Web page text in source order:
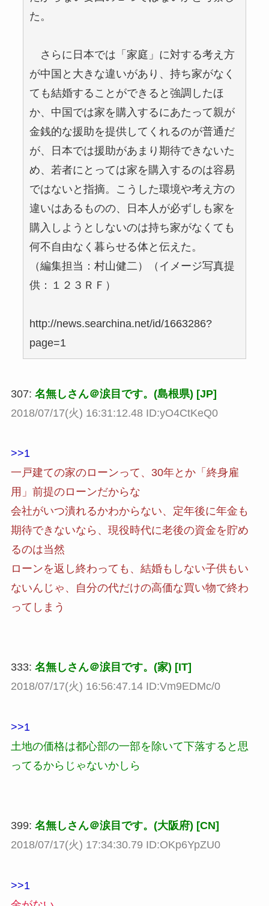
た。
さらに日本では「家庭」に対する考え方
が中国と大きな違いがあり、持ち家がなく
ても結婚することができると強調したほ
か、中国では家を購入するにあたって親が
金銭的な援助を提供してくれるのが普通だ
が、日本では援助があまり期待できないた
め、若者にとっては家を購入するのは容易
ではないと指摘。こうした環境や考え方の
違いはあるものの、日本人が必ずしも家を
購入しようとしないのは持ち家がなくても
何不自由なく暮らせる体と伝えた。
（編集担当：村山健二）（イメージ写真提
供：１２３ＲＦ）
http://news.searchina.net/id/1663286?
page=1
307: 名無しさん＠涙目です。(島根県) [JP]
2018/07/17(火) 16:31:12.48 ID:yO4CtKeQ0
>>1
一戸建ての家のローンって、30年とか「終身雇
用」前提のローンだからな
会社がいつ潰れるかわからない、定年後に年金も
期待できないなら、現役時代に老後の資金を貯め
るのは当然
ローンを返し終わっても、結婚もしない子供もい
ないんじゃ、自分の代だけの高価な買い物で終わ
ってしまう
333: 名無しさん＠涙目です。(家) [IT]
2018/07/17(火) 16:56:47.14 ID:Vm9EDMc/0
>>1
土地の価格は都心部の一部を除いて下落すると思
ってるからじゃないかしら
399: 名無しさん＠涙目です。(大阪府) [CN]
2018/07/17(火) 17:34:30.79 ID:OKp6YpZU0
>>1